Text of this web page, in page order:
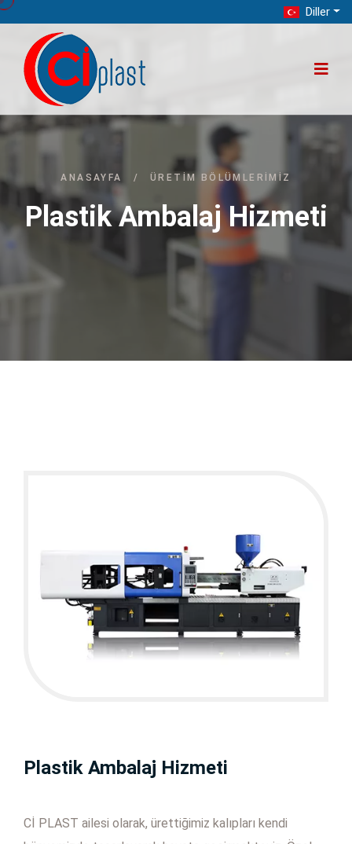
Diller
ANASAYFA / ÜRETIM BÖLÜMLERIMIZ
Plastik Ambalaj Hizmeti
Plastik Ambalaj Hizmeti
Cİ PLAST ailesi olarak, ürettiğimiz kalıpları kendi